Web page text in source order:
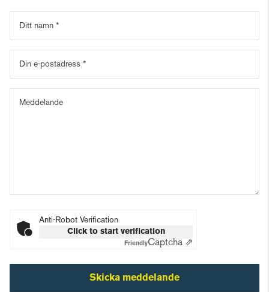
Ditt namn
Din e-postadress
Meddelande
Anti-Robot Verification
Click to start verification
FriendlyCaptcha ⇗
Skicka meddelande